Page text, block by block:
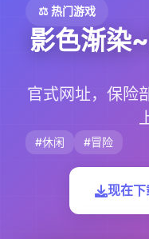
⚖️ 热门游戏
影色渐染
官式网址，保险
#休闲 #冒险
现在下